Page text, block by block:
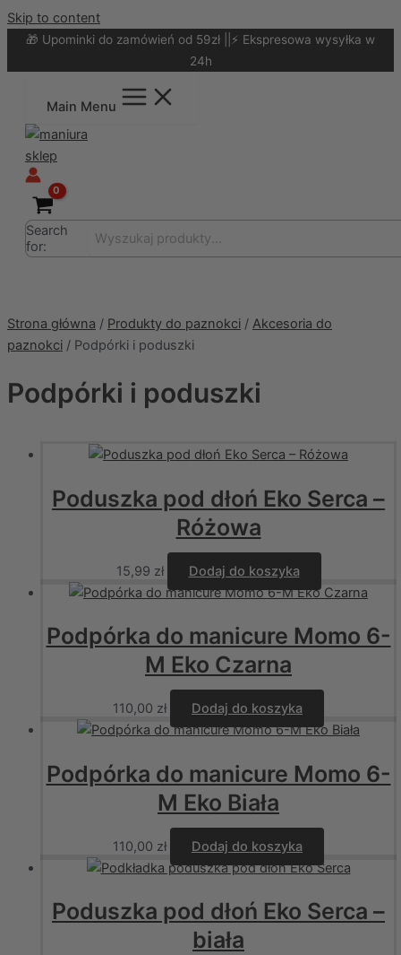
Skip to content
🎁 Upominki do zamówień od 59zł ||⚡ Ekspresowa wysyłka w
24h
Main Menu
Search
for:
Strona główna / Produkty do paznokci / Akcesoria do
paznokci / Podpórki i poduszki
Podpórki i poduszki
Poduszka pod dłoń Eko Serca –
Różowa
15,99 zł Dodaj do koszyka
Podpórka do manicure Momo 6-
M Eko Czarna
110,00 zł Dodaj do koszyka
Podpórka do manicure Momo 6-
M Eko Biała
110,00 zł Dodaj do koszyka
Poduszka pod dłoń Eko Serca –
biała